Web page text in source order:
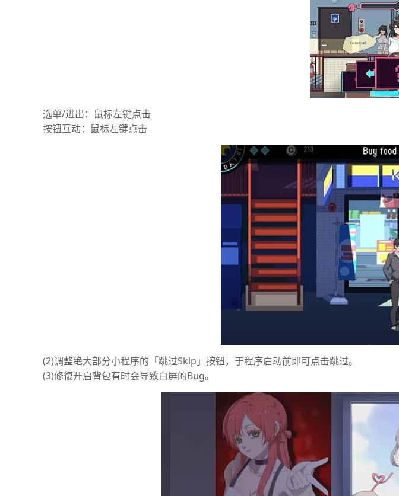
选单/进出：鼠标左键点击
按钮互动：鼠标左键点击
(2)调整绝大部分小程序的「跳过Skip」按钮，于程序启动前即可点击跳过。
(3)修復开启背包有时会导致白屏的Bug。